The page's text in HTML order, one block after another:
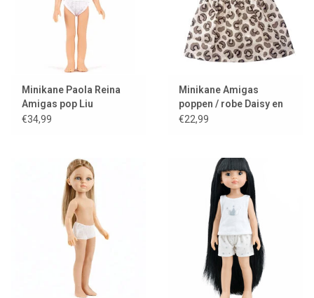
Minikane Paola Reina
Amigas pop Liu
€34,99
Minikane Amigas
poppen / robe Daisy en
coton Léo
€22,99